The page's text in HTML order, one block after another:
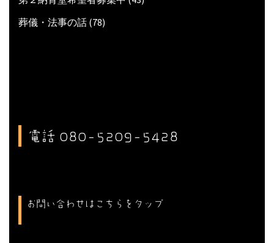
葬儀・法事の話 (78)
電話 080-5209-5428
お問い合わせはこちらをタップ